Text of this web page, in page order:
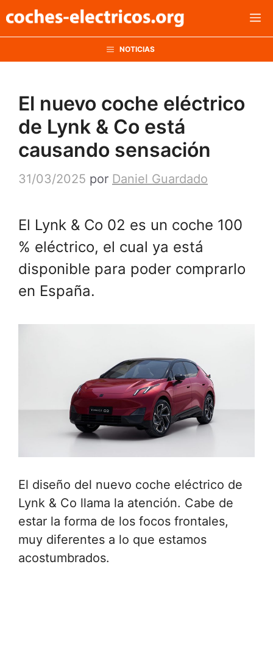
al
NOTICIAS
El nuevo coche eléctrico
de Lynk & Co está
causando sensación
31/03/2025 por Daniel Guardado
El Lynk & Co 02 es un coche 100
% eléctrico, el cual ya está
disponible para poder comprarlo
en España.
El diseño del nuevo coche eléctrico de
Lynk & Co llama la atención. Cabe de
estar la forma de los focos frontales,
muy diferentes a lo que estamos
acostumbrados.